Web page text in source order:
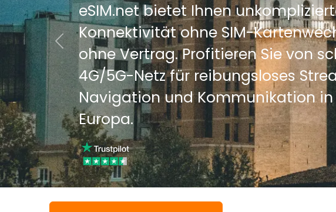
eSIM.net bietet Ihnen
Konnektivität ohne SIM-
ohne Vertrag. Profitieren Sie von
4G/5G-Netz für reibungsloses
Navigation und Kommunikation in
Europa.
Previous